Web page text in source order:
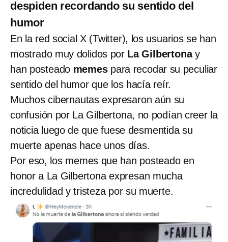
despiden recordando su sentido del
humor
En la red social X (Twitter), los usuarios se han
mostrado muy dolidos por La Gilbertonay
han posteado memespara recodar su peculiar
sentido del humor que los hacía reír.
Muchos cibernautas expresaron aún su
confusión por La Gilbertona, no podían creer la
noticia luego de que fuese desmentida su
muerte apenas hace unos días.
Por eso, los memes que han posteado en
honor a La Gilbertona expresan mucha
incredulidad y tristeza por su muerte.